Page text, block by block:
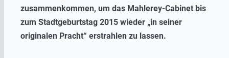
zusammenkommen, um das Mahlerey-Cabinet bis
zum Stadtgeburtstag 2015 wieder „in seiner
originalen Pracht“ erstrahlen zu lassen.